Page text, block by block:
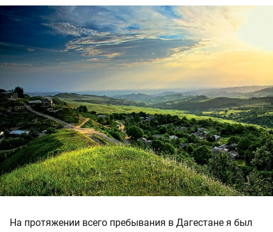
На протяжении всего пребывания в Дагестане я был